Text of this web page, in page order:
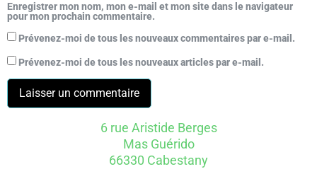
Enregistrer mon nom, mon e-mail et mon site dans le navigateur
pour mon prochain commentaire.
Prévenez-moi de tous les nouveaux commentaires par e-mail.
Prévenez-moi de tous les nouveaux articles par e-mail.
6 rue Aristide Berges
Mas Guérido
66330 Cabestany